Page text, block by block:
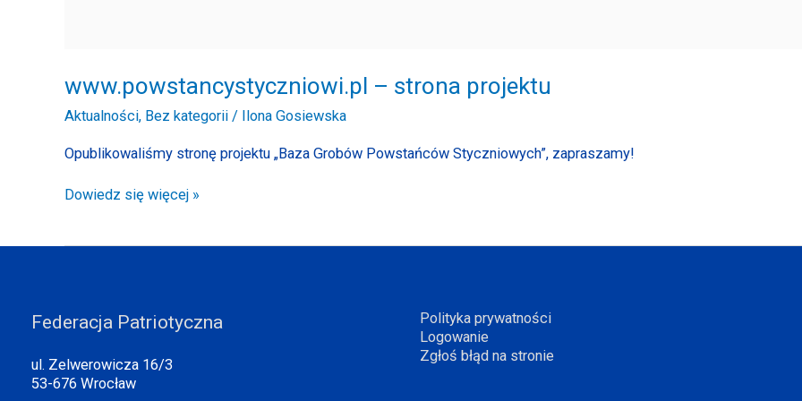
www.powstancystyczniowi.pl – strona projektu
Aktualności, Bez kategorii / Ilona Gosiewska
Opublikowaliśmy stronę projektu „Baza Grobów Powstańców Styczniowych”, zapraszamy!
Dowiedz się więcej »
Federacja Patriotyczna
ul. Zelwerowicza 16/3
53-676 Wrocław
Polityka prywatności
Logowanie
Zgłoś błąd na stronie